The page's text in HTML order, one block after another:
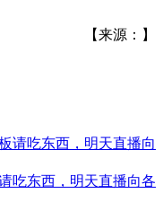
【来源：】
吃东西，明天直播向各